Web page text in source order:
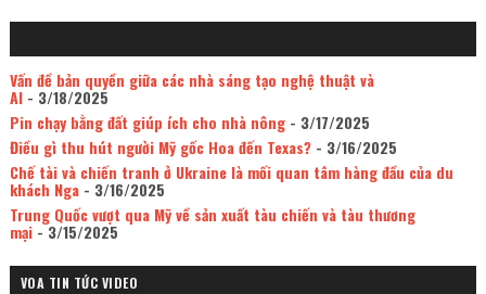
Vấn đề bản quyền giữa các nhà sáng tạo nghệ thuật và
AI- 3/18/2025
Pin chạy bằng đất giúp ích cho nhà nông- 3/17/2025
Điều gì thu hút người Mỹ gốc Hoa đến Texas?- 3/16/2025
Chế tài và chiến tranh ở Ukraine là mối quan tâm hàng đầu của du
khách Nga- 3/16/2025
Trung Quốc vượt qua Mỹ về sản xuất tàu chiến và tàu thương
mại- 3/15/2025
VOA TIN TỨC VIDEO